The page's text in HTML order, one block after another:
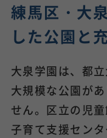
練馬区・大
した公園と
大泉学園は、都
大規模な公園が
せん。区立の児
子育て支援セン